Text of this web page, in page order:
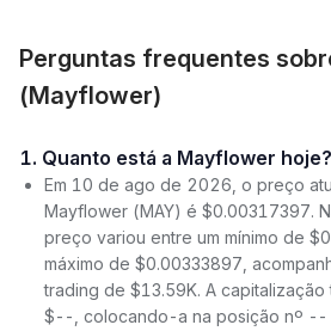
Perguntas frequentes
(Mayflower)
1. Quanto está a Mayflower hoje?
Em 10 de ago de 2026, o preço
Mayflower (MAY) é $0.00317397.
preço variou entre um mínimo de
máximo de $0.00333897,
trading de $13.59K. A
$--, colocando-a na posição nº --